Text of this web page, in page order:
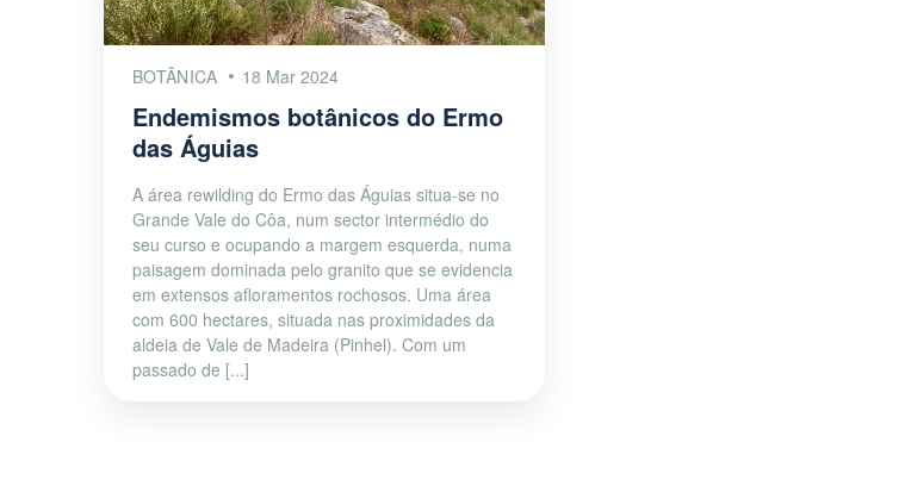
BOTÂNICA 18 Mar 2024
Endemismos botânicos do Ermo
das Águias
A área rewilding do Ermo das Águias situa-se no
Grande Vale do Côa, num sector intermédio do
seu curso e ocupando a margem esquerda, numa
paisagem dominada pelo granito que se evidencia
em extensos afloramentos rochosos. Uma área
com 600 hectares, situada nas proximidades da
aldeia de Vale de Madeira (Pinhel). Com um
passado de [...]